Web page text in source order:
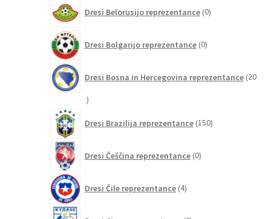
Dresi Belorusijo reprezentance 0izdelkov
Dresi Bolgarijo reprezentance 0izdelkov
Dresi Bosna in Hercegovina reprezentance 20
20
Dresi Brazilija reprezentance 150izdelkov
Dresi Češčina reprezentance 0izdelkov
Dresi Čile reprezentance 4izdelki